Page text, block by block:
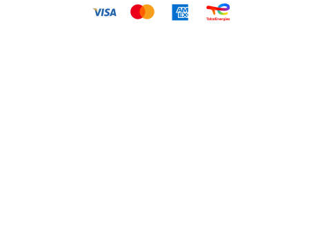
Betalen voor parkeren FLOW